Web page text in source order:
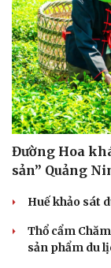
Đường Hoa
sản” Quảng
Huế khảo sát
Thổ cẩm
sản phẩm du